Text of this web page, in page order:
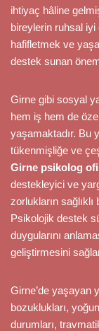
ihtiyaç hâline
bireylerin ruhsal iyi
hafifletmek ve
destek sunan
Girne gibi sosyal
hem iş hem de
yaşamaktadır. Bu
tükenmişliğe ve
Girne psikolog
destekleyici ve
zorlukların
Psikolojik destek
duygularını
geliştirmesini
Girne’de yaşayan
bozuklukları,
durumları,